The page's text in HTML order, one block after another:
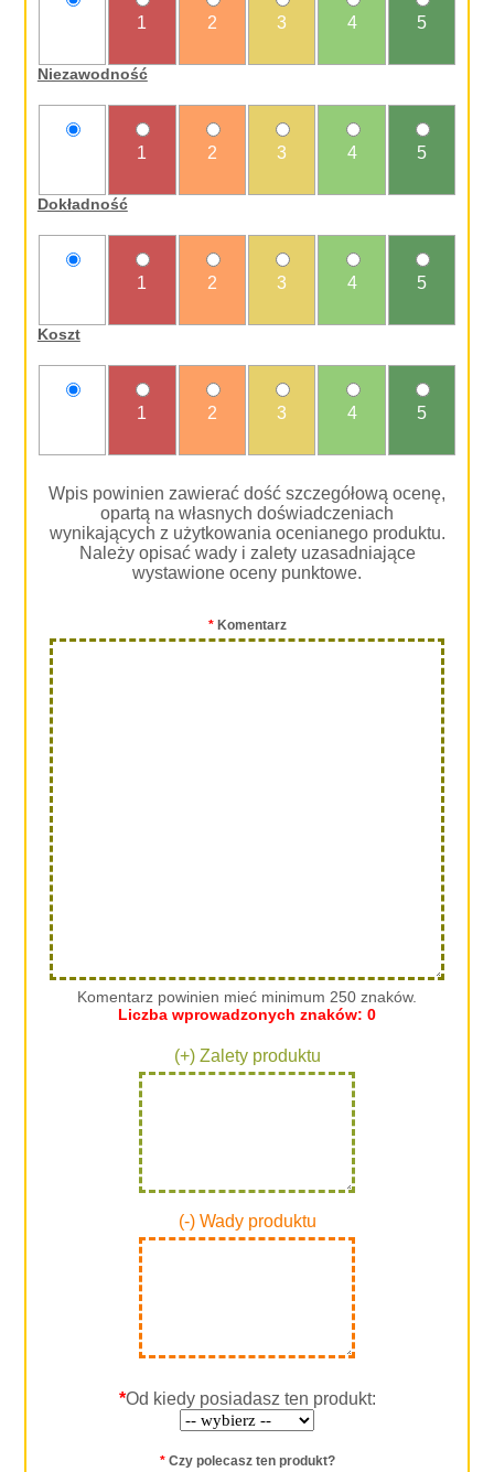
1 2 3 4 5
Niezawodność
1 2 3 4 5
Dokładność
1 2 3 4 5
Koszt
1 2 3 4 5
Wpis powinien zawierać dość szczegółową ocenę,
opartą na własnych doświadczeniach
wynikających z użytkowania ocenianego produktu.
Należy opisać wady i zalety uzasadniające
wystawione oceny punktowe.
*Komentarz
Komentarz powinien mieć minimum 250 znaków.
Liczba wprowadzonych znaków: 0
(+) Zalety produktu
(-) Wady produktu
*Od kiedy posiadasz ten produkt:
*Czy polecasz ten produkt?